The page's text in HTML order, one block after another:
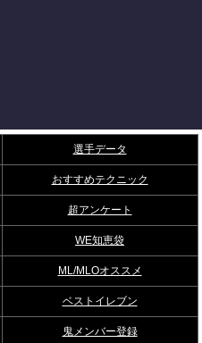
選手データ
おすすめテクニック
超アンケート
WE知恵袋
ML/MLOオススメ
ベストイレブン
鬼メンバー登録